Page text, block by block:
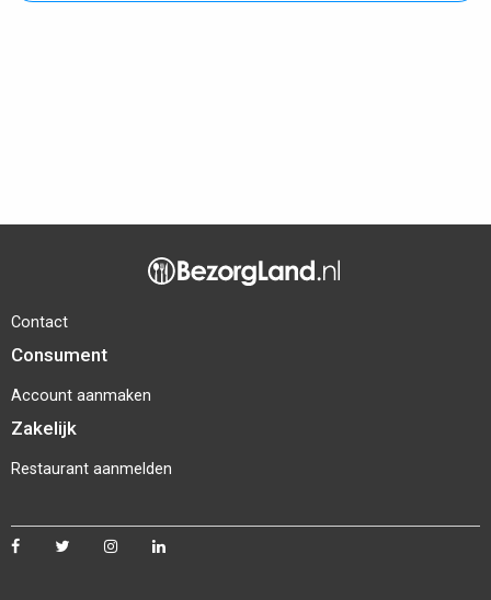
Contact
Consument
Account aanmaken
Zakelijk
Restaurant aanmelden